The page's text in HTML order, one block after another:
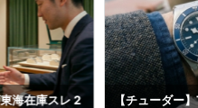
海在庫スレ 2
【チューダー